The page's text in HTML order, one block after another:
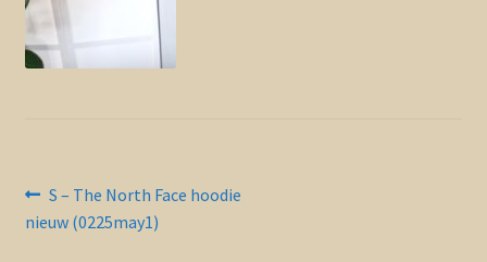
Bericht
navigatie
Vorig
bericht:
S – The North Face hoodie
nieuw (0225may1)